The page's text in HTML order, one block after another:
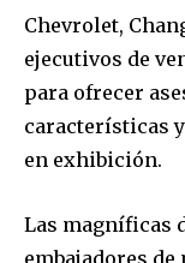
Chevrolet,
ejecutivos de
para ofrecer
características
en exhibición.
Las magníficas
embajadores de